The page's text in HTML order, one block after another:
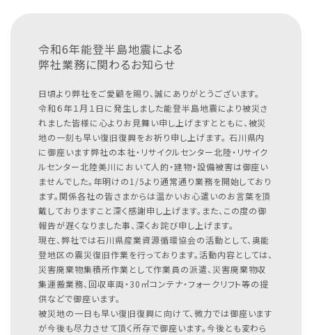
令和6年能登半島地震による
弊社業務に関わるお知らせ
日頃より弊社をご愛顧を賜り、誠にありがとうございます。
令和６年１月１日に発生しました能登半島地震により被災さ
れました皆様に心よりお見舞い申し上げますとともに、被災
地の一刻も早い復旧復興をお祈り申し上げます。 石川県内
に御座います弊社の本社・リサイクルセンター北陸・リサイク
ルセンター北陸美川において人的・建物・設備被害は御座い
ませんでした。年明けの1/5より通常通り業務を開始しており
ます。関係各社の皆さまからは温かいお心遣いのお言葉を頂
戴しておりますこと深く感謝申し上げます。また、この度の御
報告が遅くなりました事、深くお詫び申し上げます。
現在、弊社では石川県産業資源循環協会の活動として、奥能
登地区の震災復旧作業を行っております。活動内容としては、
災害廃棄物集積所作業として作業員の派遣、災害廃棄物収
集運搬業務、回収車両・30㎥コンテナ・フォークリフト等の提
供などで御座います。
被災地の一日も早い復旧復興に向けて、微力では御座います
が今後も尽力させて頂く所存で御座います。今後とも変わら